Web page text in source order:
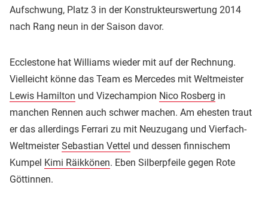
Aufschwung, Platz 3 in der Konstrukteurswertung 2014
nach Rang neun in der Saison davor.
Ecclestone hat Williams wieder mit auf der Rechnung.
Vielleicht könne das Team es Mercedes mit Weltmeister
Lewis Hamilton und Vizechampion Nico Rosberg in
manchen Rennen auch schwer machen. Am ehesten traut
er das allerdings Ferrari zu mit Neuzugang und Vierfach-
WeltmeisterSebastian Vettel und dessen finnischem
Kumpel Kimi Räikkönen. Eben Silberpfeile gegen Rote
Göttinnen.